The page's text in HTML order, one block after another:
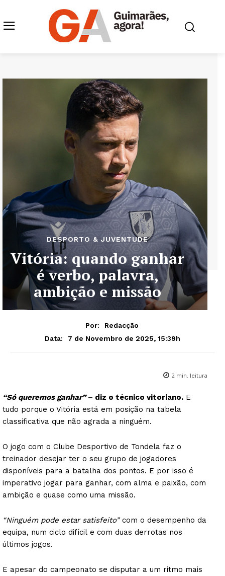
DESPORTO & JUVENTUDE
Vitória: quando ganhar
é verbo, palavra,
ambição e missão
Por:
Redacção
Data:
7 de Novembro de 2025, 15:39h
2 min. leitura
“Só queremos ganhar”– diz o técnico vitoriano. E
tudo porque o Vitória está em posição na tabela
classificativa que não agrada a ninguém.
O jogo com o Clube Desportivo de Tondela faz o
treinador desejar ter o seu grupo de jogadores
disponíveis para a batalha dos pontos. E por isso é
imperativo jogar para ganhar, com alma e paixão, com
ambição e quase como uma missão.
“Ninguém pode estar satisfeito”com o desempenho da
equipa, num ciclo difícil e com duas derrotas nos
últimos jogos.
E apesar do campeonato se disputar a um ritmo mais